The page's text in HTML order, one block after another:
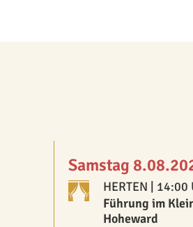
Samstag
HERTEN | 14:00
Führung im
Hoheward